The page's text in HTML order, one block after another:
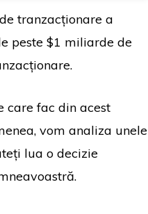
tranzacționare a
peste $1 miliarde de
care fac din acest
vom analiza unele
lua o decizie